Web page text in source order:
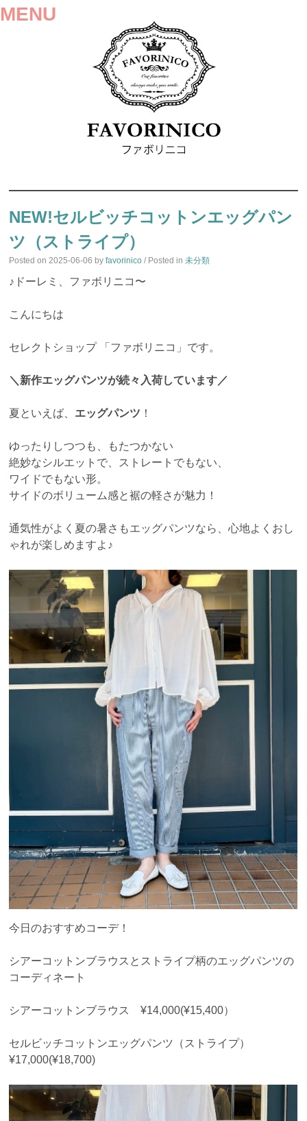
MENU
TO
NEW!セルビッチコットンエッグパン
ツ（ストライプ）
Posted on2025-06-06 byfavorinico / Posted in未分類
♪ドーレミ、ファボリニコ〜
こんにちは
セレクトショップ 「ファボリニコ」です。
＼新作エッグパンツが続々入荷しています／
夏といえば、 エッグパンツ ！
ゆったりしつつも、もたつかない
絶妙なシルエットで、ストレートでもない、
ワイドでもない形。
サイドのボリューム感と裾の軽さが魅力！
通気性がよく夏の暑さもエッグパンツなら、心地よくおし
ゃれが楽しめますよ♪
今日のおすすめコーデ！
シアーコットンブラウスとストライプ柄のエッグパンツの
コーディネート
シアーコットンブラウス ¥14,000(¥15,400）
セルビッチコットンエッグパンツ（ストライプ）
¥17,000(¥18,700)